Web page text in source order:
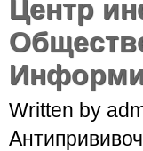
Центр
Written by